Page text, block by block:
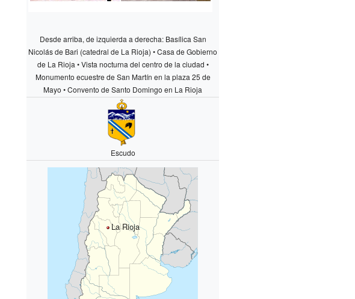
Desde arriba, de izquierda a derecha: Basílica San
Nicolás de Bari (catedral de La Rioja) • Casa de Gobierno
de La Rioja • Vista nocturna del centro de la ciudad •
Monumento ecuestre de San Martín en la plaza 25 de
Mayo • Convento de Santo Domingo en La Rioja
Escudo
La Rioja